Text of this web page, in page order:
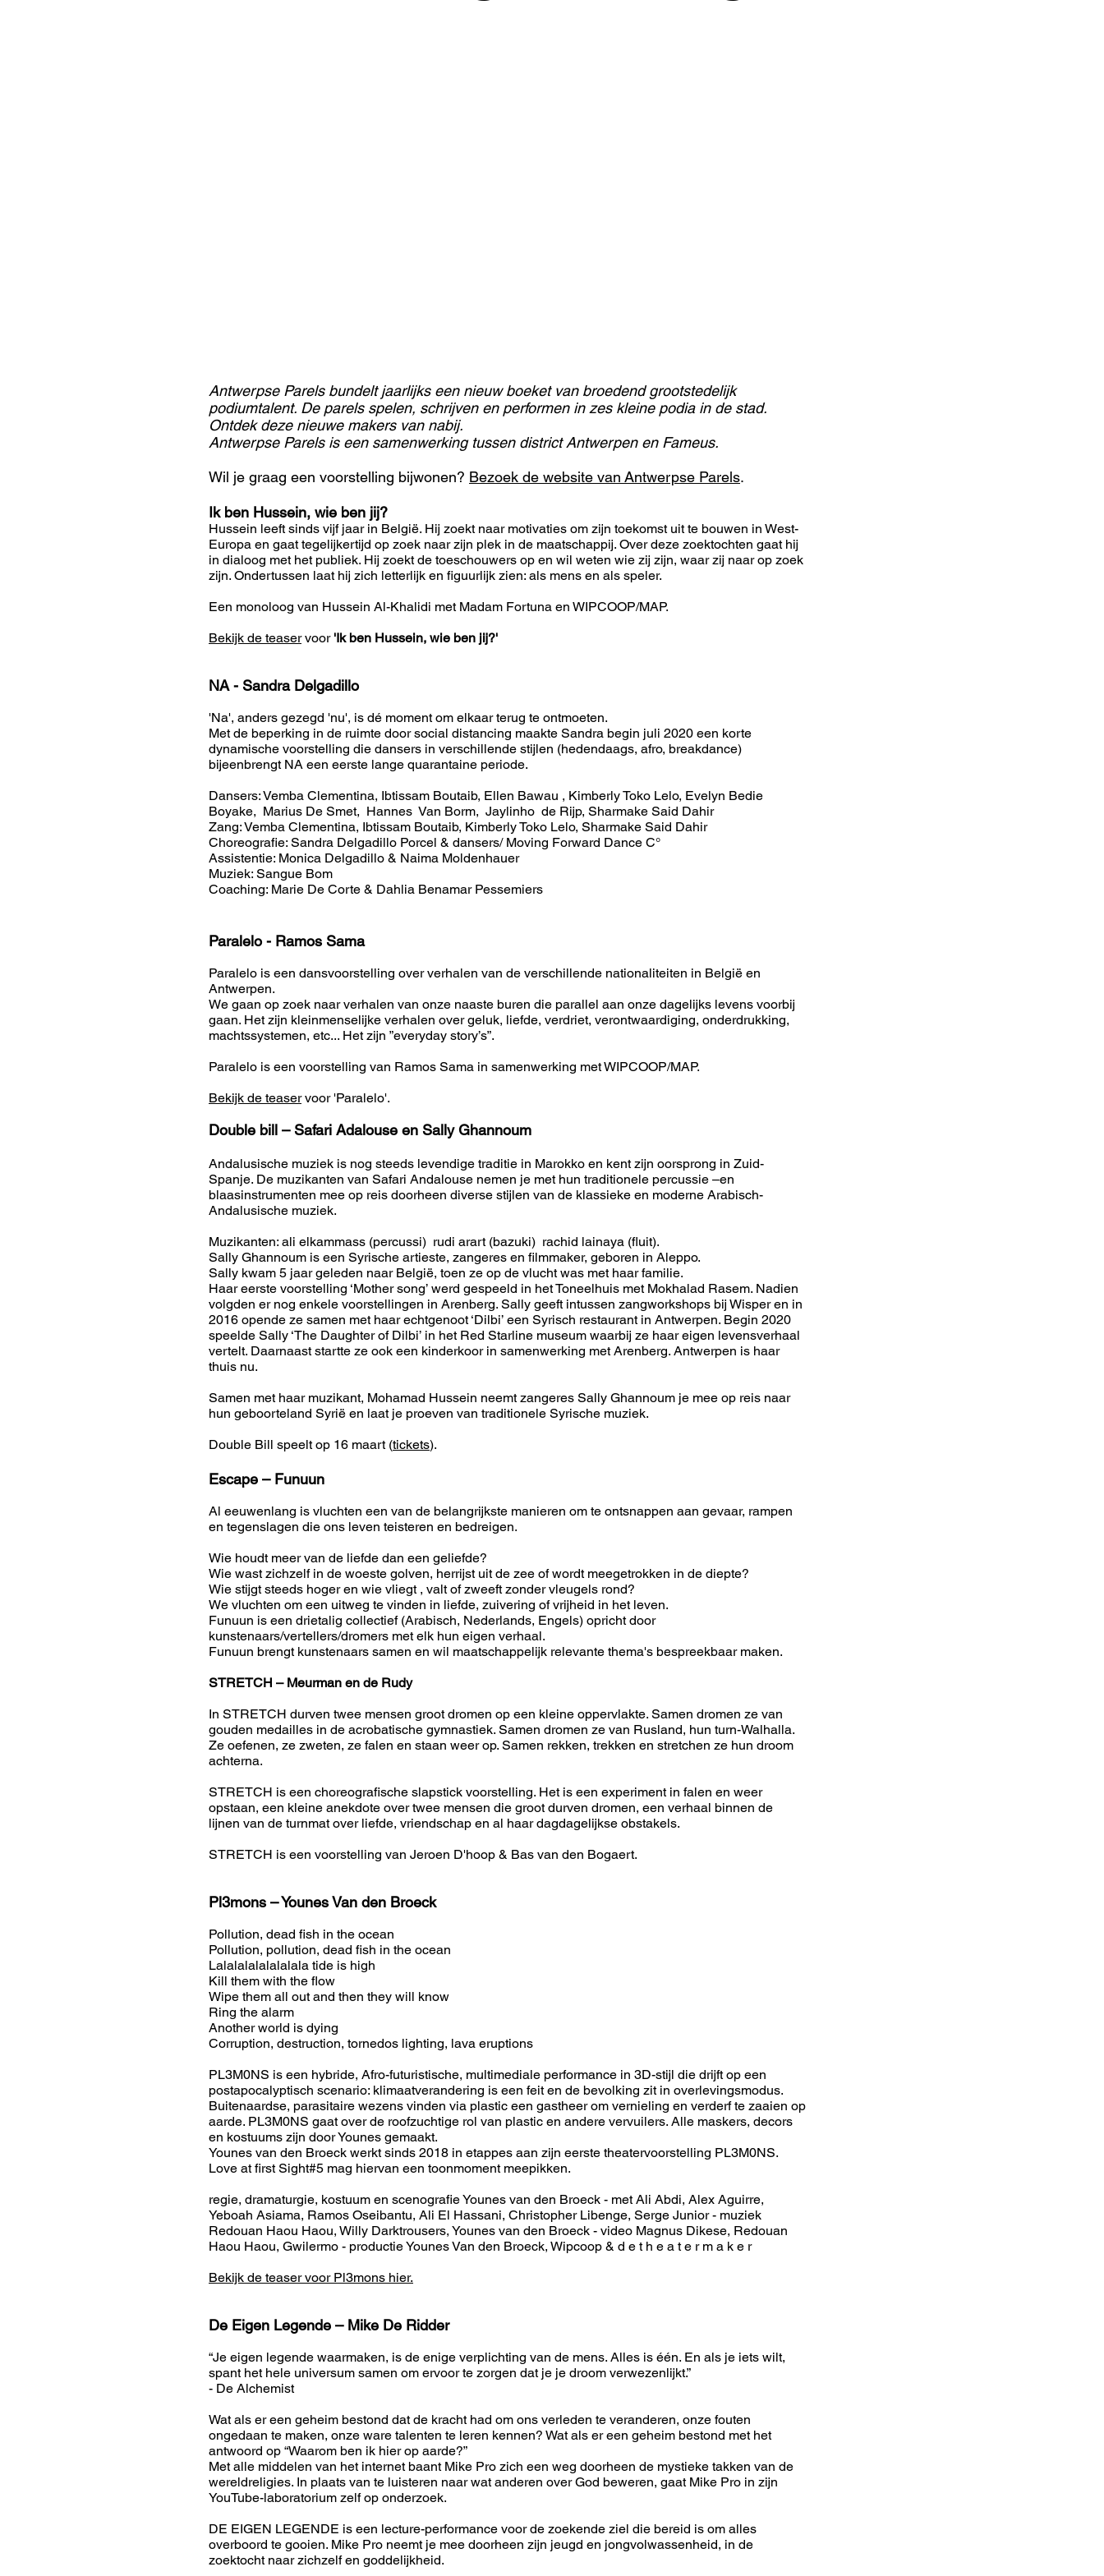
Antwerpse Parels bundelt jaarlijks een nieuw boeket van broedend grootstedelijk
podiumtalent. De parels spelen, schrijven en performen in zes kleine podia in de stad.
Ontdek deze nieuwe makers van nabij.
Antwerpse Parels is een samenwerking tussen district Antwerpen en Fameus.
Wil je graag een voorstelling bijwonen? Bezoek de website van Antwerpse Parels.
Ik ben Hussein, wie ben jij?
Hussein leeft sinds vijf jaar in België. Hij zoekt naar motivaties om zijn toekomst uit te bouwen in West-
Europa en gaat tegelijkertijd op zoek naar zijn plek in de maatschappij. Over deze zoektochten gaat hij
in dialoog met het publiek. Hij zoekt de toeschouwers op en wil weten wie zij zijn, waar zij naar op zoek
zijn. Ondertussen laat hij zich letterlijk en figuurlijk zien: als mens en als speler.
Een monoloog van Hussein Al-Khalidi met Madam Fortuna en WIPCOOP/MAP.
Bekijk de teaservoor 'Ik ben Hussein, wie ben jij?'
NA - Sandra Delgadillo
'Na', anders gezegd 'nu', is dé moment om elkaar terug te ontmoeten.
Met de beperking in de ruimte door social distancing maakte Sandra begin juli 2020 een korte
dynamische voorstelling die dansers in verschillende stijlen (hedendaags, afro, breakdance)
bijeenbrengt NA een eerste lange quarantaine periode.
Dansers: Vemba Clementina, Ibtissam Boutaib, Ellen Bawau , Kimberly Toko Lelo, Evelyn Bedie
Boyake, Marius De Smet, Hannes Van Borm, Jaylinho de Rijp, Sharmake Said Dahir
Zang: Vemba Clementina, Ibtissam Boutaib, Kimberly Toko Lelo, Sharmake Said Dahir
​Choreografie: Sandra Delgadillo Porcel & dansers/ Moving Forward Dance C°
Assistentie: Monica Delgadillo & Naima Moldenhauer
Muziek: Sangue Bom
Coaching: Marie De Corte & Dahlia Benamar Pessemiers
Paralelo - Ramos Sama
Paralelo is een dansvoorstelling over verhalen van de verschillende nationaliteiten in België en
Antwerpen.
We gaan op zoek naar verhalen van onze naaste buren die parallel aan onze dagelijks levens voorbij
gaan. Het zijn kleinmenselijke verhalen over geluk, liefde, verdriet, verontwaardiging, onderdrukking,
machtssystemen, etc... Het zijn ”everyday story’s”.
Paralelo is een voorstelling van Ramos Sama in samenwerking met WIPCOOP/MAP.
Bekijk de teaservoor 'Paralelo'.
Double bill – Safari Adalouse en Sally Ghannoum
Andalusische muziek is nog steeds levendige traditie in Marokko en kent zijn oorsprong in Zuid-
Spanje. De muzikanten van Safari Andalouse nemen je met hun traditionele percussie –en
blaasinstrumenten mee op reis doorheen diverse stijlen van de klassieke en moderne Arabisch-
Andalusische muziek.
Muzikanten: ali elkammass (percussi) rudi arart (bazuki) rachid lainaya (fluit).
Sally Ghannoum is een Syrische artieste, zangeres en filmmaker, geboren in Aleppo.
Sally kwam 5 jaar geleden naar België, toen ze op de vlucht was met haar familie.
Haar eerste voorstelling ‘Mother song’ werd gespeeld in het Toneelhuis met Mokhalad Rasem. Nadien
volgden er nog enkele voorstellingen in Arenberg. Sally geeft intussen zangworkshops bij Wisper en in
2016 opende ze samen met haar echtgenoot ‘Dilbi’ een Syrisch restaurant in Antwerpen. Begin 2020
speelde Sally ‘The Daughter of Dilbi’ in het Red Starline museum waarbij ze haar eigen levensverhaal
vertelt. Daarnaast startte ze ook een kinderkoor in samenwerking met Arenberg. Antwerpen is haar
thuis nu.
Samen met haar muzikant, Mohamad Hussein neemt zangeres Sally Ghannoum je mee op reis naar
hun geboorteland Syrië en laat je proeven van traditionele Syrische muziek.
Double Bill speelt op 16 maart (tickets).
Escape – Funuun
Al eeuwenlang is vluchten een van de belangrijkste manieren om te ontsnappen aan gevaar, rampen
en tegenslagen die ons leven teisteren en bedreigen.
Wie houdt meer van de liefde dan een geliefde?
Wie wast zichzelf in de woeste golven, herrijst uit de zee of wordt meegetrokken in de diepte?
Wie stijgt steeds hoger en wie vliegt , valt of zweeft zonder vleugels rond?
We vluchten om een uitweg te vinden in liefde, zuivering of vrijheid in het leven.
Funuun is een drietalig collectief (Arabisch, Nederlands, Engels) opricht door
kunstenaars/vertellers/dromers met elk hun eigen verhaal.
Funuun brengt kunstenaars samen en wil maatschappelijk relevante thema's bespreekbaar maken.
STRETCH – Meurman en de Rudy
​In STRETCH durven twee mensen groot dromen op een kleine oppervlakte. Samen dromen ze van
gouden medailles in de acrobatische gymnastiek. Samen dromen ze van Rusland, hun turn-Walhalla.
Ze oefenen, ze zweten, ze falen en staan weer op. Samen rekken, trekken en stretchen ze hun droom
achterna.
STRETCH is een choreografische slapstick voorstelling. Het is een experiment in falen en weer
opstaan, een kleine anekdote over twee mensen die groot durven dromen, een verhaal binnen de
lijnen van de turnmat over liefde, vriendschap en al haar dagdagelijkse obstakels.
STRETCH is een voorstelling van Jeroen D'hoop & Bas van den Bogaert.
Pl3mons – Younes Van den Broeck
Pollution, dead fish in the ocean
Pollution, pollution, dead fish in the ocean
Lalalalalalalalala tide is high
Kill them with the flow
Wipe them all out and then they will know
Ring the alarm
Another world is dying
Corruption, destruction, tornedos lighting, lava eruptions
PL3M0NS is een hybride, Afro-futuristische, multimediale performance in 3D-stijl die drijft op een
postapocalyptisch scenario: klimaatverandering is een feit en de bevolking zit in overlevingsmodus.
Buitenaardse, parasitaire wezens vinden via plastic een gastheer om vernieling en verderf te zaaien op
aarde. PL3M0NS gaat over de roofzuchtige rol van plastic en andere vervuilers. Alle maskers, decors
en kostuums zijn door Younes gemaakt.
Younes van den Broeck werkt sinds 2018 in etappes aan zijn eerste theatervoorstelling PL3M0NS.
Love at first Sight#5 mag hiervan een toonmoment meepikken.
regie, dramaturgie, kostuum en scenografie Younes van den Broeck - met Ali Abdi, Alex Aguirre,
Yeboah Asiama, Ramos Oseibantu, Ali El Hassani, Christopher Libenge, Serge Junior - muziek
Redouan Haou Haou, Willy Darktrousers, Younes van den Broeck - video Magnus Dikese, Redouan
Haou Haou, Gwilermo - productie Younes Van den Broeck, Wipcoop & d e t h e a t e r m a k e r
Bekijk de teaser voor Pl3mons hier.
De Eigen Legende – Mike De Ridder
“Je eigen legende waarmaken, is de enige verplichting van de mens. Alles is één. En als je iets wilt,
spant het hele universum samen om ervoor te zorgen dat je je droom verwezenlijkt.”
- De Alchemist
Wat als er een geheim bestond dat de kracht had om ons verleden te veranderen, onze fouten
ongedaan te maken, onze ware talenten te leren kennen? Wat als er een geheim bestond met het
antwoord op “Waarom ben ik hier op aarde?”
Met alle middelen van het internet baant Mike Pro zich een weg doorheen de mystieke takken van de
wereldreligies. In plaats van te luisteren naar wat anderen over God beweren, gaat Mike Pro in zijn
YouTube-laboratorium zelf op onderzoek.
DE EIGEN LEGENDE is een lecture-performance voor de zoekende ziel die bereid is om alles
overboord te gooien. Mike Pro neemt je mee doorheen zijn jeugd en jongvolwassenheid, in de
zoektocht naar zichzelf en goddelijkheid.